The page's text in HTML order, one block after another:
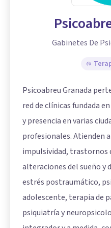
Gabinetes De
Psicoabreu Granada
red de clínicas fundada
y presencia en varias
profesionales. Atienden
impulsividad, trastornos
alteraciones del sueño y
estrés postraumático,
adolescente, terapia de
psiquiatría y